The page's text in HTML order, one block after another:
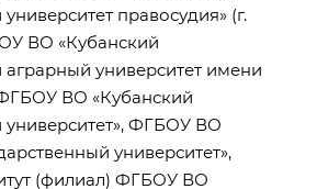
правосудия» (г.
ВО «Кубанский
аграрный университет имени
ВО «Кубанский
университет», ФГБОУ ВО
университет»,
(филиал) ФГБОУ ВО